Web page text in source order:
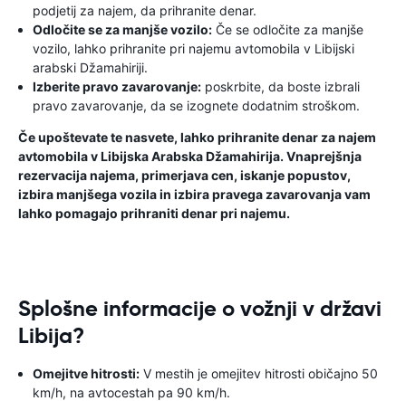
podjetij za najem, da prihranite denar.
Odločite se za manjše vozilo: Če se odločite za manjše
vozilo, lahko prihranite pri najemu avtomobila v Libijski
arabski Džamahiriji.
Izberite pravo zavarovanje: poskrbite, da boste izbrali
pravo zavarovanje, da se izognete dodatnim stroškom.
Če upoštevate te nasvete, lahko prihranite denar za najem
avtomobila v Libijska Arabska Džamahirija. Vnaprejšnja
rezervacija najema, primerjava cen, iskanje popustov,
izbira manjšega vozila in izbira pravega zavarovanja vam
lahko pomagajo prihraniti denar pri najemu.
Splošne informacije o vožnji v državi
Libija?
Omejitve hitrosti: V mestih je omejitev hitrosti običajno 50
km/h, na avtocestah pa 90 km/h.